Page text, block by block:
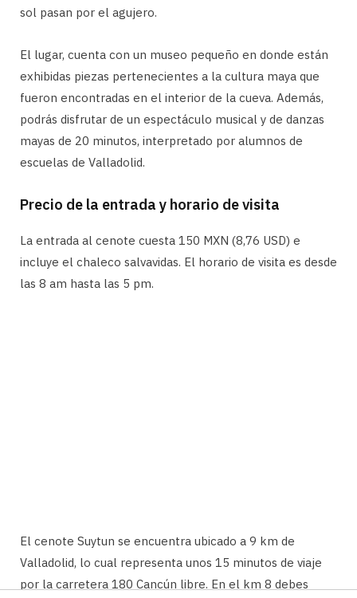
sol pasan por el agujero.
El lugar, cuenta con un museo pequeño en donde están
exhibidas piezas pertenecientes a la cultura maya que
fueron encontradas en el interior de la cueva. Además,
podrás disfrutar de un espectáculo musical y de danzas
mayas de 20 minutos, interpretado por alumnos de
escuelas de Valladolid.
Precio de la entrada y horario de visita
La entrada al cenote cuesta 150 MXN (8,76 USD) e
incluye el chaleco salvavidas. El horario de visita es desde
las 8 am hasta las 5 pm.
El cenote Suytun se encuentra ubicado a 9 km de
Valladolid, lo cual representa unos 15 minutos de viaje
por la carretera 180 Cancún libre. En el km 8 debes